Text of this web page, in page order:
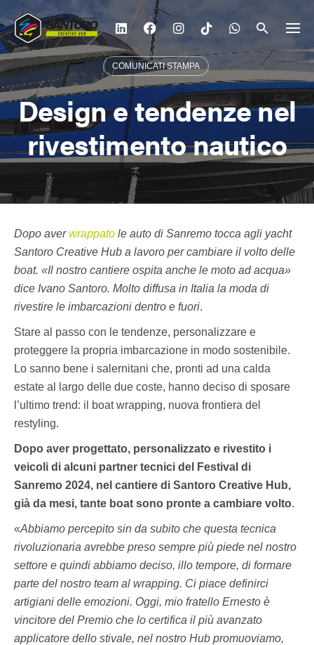
al
contenuto
COMUNICATI STAMPA
Design e tendenze nel
rivestimento nautico
Dopo averwrappato le auto di Sanremo tocca agli yacht
Santoro Creative Hub a lavoro per cambiare il volto delle
boat. «Il nostro cantiere ospita anche le moto ad acqua»
dice Ivano Santoro. Molto diffusa in Italia la moda di
rivestire le imbarcazioni dentro e fuori.
Stare al passo con le tendenze, personalizzare e
proteggere la propria imbarcazione in modo sostenibile.
Lo sanno bene i salernitani che, pronti ad una calda
estate al largo delle due coste, hanno deciso di sposare
l’ultimo trend: il boat wrapping, nuova frontiera del
restyling.
Dopo aver progettato, personalizzato e rivestito i
veicoli di alcuni partner tecnici del Festival di
Sanremo 2024, nel cantiere di Santoro Creative Hub,
già da mesi, tante boat sono pronte a cambiare volto.
«Abbiamo percepito sin da subito che questa tecnica
rivoluzionaria avrebbe preso sempre più piede nel nostro
settore e quindi abbiamo deciso, illo tempore, di formare
parte del nostro team al wrapping. Ci piace definirci
artigiani delle emozioni. Oggi, mio fratello Ernesto è
vincitore del Premio che lo certifica il più avanzato
applicatore dello stivale, nel nostro Hub promuoviamo,